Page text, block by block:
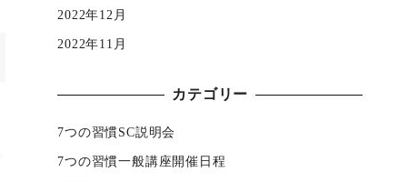
2022年12月
2022年11月
カテゴリー
7つの習慣SC説明会
7つの習慣一般講座開催日程